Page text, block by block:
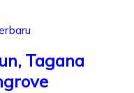
Tagana